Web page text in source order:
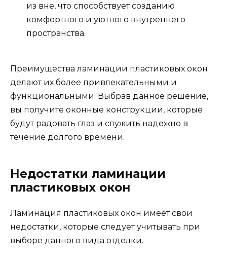
из вне, что способствует созданию
комфортного и уютного внутреннего
пространства.
Преимущества ламинации пластиковых окон
делают их более привлекательными и
функциональными. Выбрав данное решение,
вы получите оконные конструкции, которые
будут радовать глаз и служить надежно в
течение долгого времени.
Недостатки ламинации
пластиковых окон
Ламинация пластиковых окон имеет свои
недостатки, которые следует учитывать при
выборе данного вида отделки.